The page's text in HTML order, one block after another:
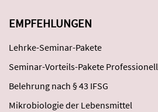
EMPFEHLUNGEN
Lehrke-Seminar-Pakete
Seminar-Vorteils-Pakete Professionell
Belehrung nach § 43 IFSG
Mikrobiologie der Lebensmittel